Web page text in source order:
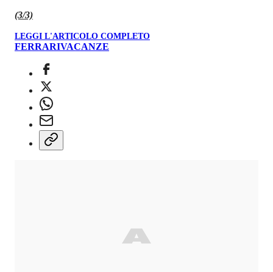
(3/3)
LEGGI L'ARTICOLO COMPLETO
FERRARIVACANZE